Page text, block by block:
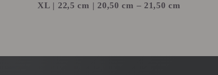
XL | 22,5 cm | 20,50 cm – 21,50 cm